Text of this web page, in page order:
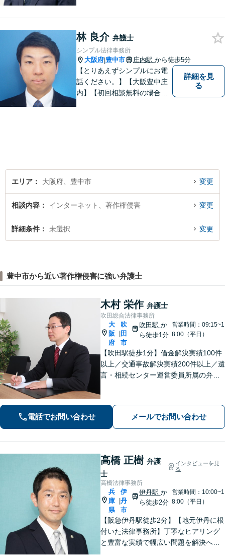
交通事故／企業法務など、幅
広く対応可能。【夜間／休日
対応可能】まずはお気軽にご
連絡ください。
林 良介 弁護士
シンプル法律事務所
大阪府|豊中市 庄内駅 から徒歩5分
【とりあえずシンプルにお電
話ください。】【大阪豊中庄
内】【初回相談無料の場合あ
詳細を見
る
エリア 大阪府、豊中市 変更
相談内容 インターネット、著作権侵害 変更
詳細条件 未選択 変更
豊中市から近い著作権侵害に強い弁護士
木村 栄作 弁護士
吹田総合法律事務所
大
阪
府
吹
田
市
吹田駅 か
ら徒歩1分
営業時間：09:15~1
8:00（平日）
【吹田駅徒歩1分】借金解決実績100件
以上／交通事故解決実績200件以上／遺
言・相続センター運営委員所属の弁護
ください。きめ細やかで丁寧な対応が
モットーです。
電話でお問い合わせ メールでお問い合わせ
高橋 正樹 弁護
士
インタビューを見
る
高橋法律事務所
兵
庫
県
伊
丹
市
伊丹駅 か
ら徒歩2分
営業時間：10:00~1
8:00（平日）
【阪急伊丹駅徒歩2分】【地元伊丹に根
付いた法律事務所】丁寧なヒアリング
と豊富な実績で幅広い問題を解決へ導